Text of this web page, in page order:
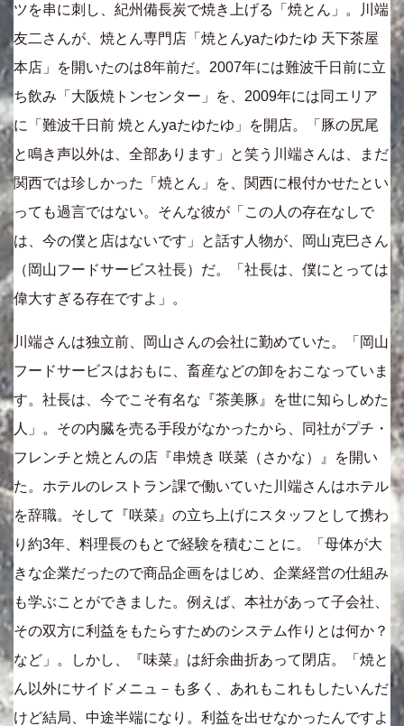
ツを串に刺し、紀州備長炭で焼き上げる「焼とん」。川端
友二さんが、焼とん専門店「焼とんyaたゆたゆ 天下茶屋
本店」を開いたのは8年前だ。2007年には難波千日前に立
ち飲み「大阪焼トンセンター」を、2009年には同エリア
に「難波千日前 焼とんyaたゆたゆ」を開店。「豚の尻尾
と鳴き声以外は、全部あります」と笑う川端さんは、まだ
関西では珍しかった「焼とん」を、関西に根付かせたとい
っても過言ではない。そんな彼が「この人の存在なしで
は、今の僕と店はないです」と話す人物が、岡山克巳さん
（岡山フードサービス社長）だ。「社長は、僕にとっては
偉大すぎる存在ですよ」。
川端さんは独立前、岡山さんの会社に勤めていた。「岡山
フードサービスはおもに、畜産などの卸をおこなっていま
す。社長は、今でこそ有名な『茶美豚』を世に知らしめた
人」。その内臓を売る手段がなかったから、同社がプチ・
フレンチと焼とんの店『串焼き 咲菜（さかな）』を開い
た。ホテルのレストラン課で働いていた川端さんはホテル
を辞職。そして『咲菜』の立ち上げにスタッフとして携わ
り約3年、料理長のもとで経験を積むことに。「母体が大
きな企業だったので商品企画をはじめ、企業経営の仕組み
も学ぶことができました。例えば、本社があって子会社、
その双方に利益をもたらすためのシステム作りとは何か？
など」。しかし、『味菜』は紆余曲折あって閉店。「焼と
ん以外にサイドメニュ－も多く、あれもこれもしたいんだ
けど結局、中途半端になり。利益を出せなかったんですよ